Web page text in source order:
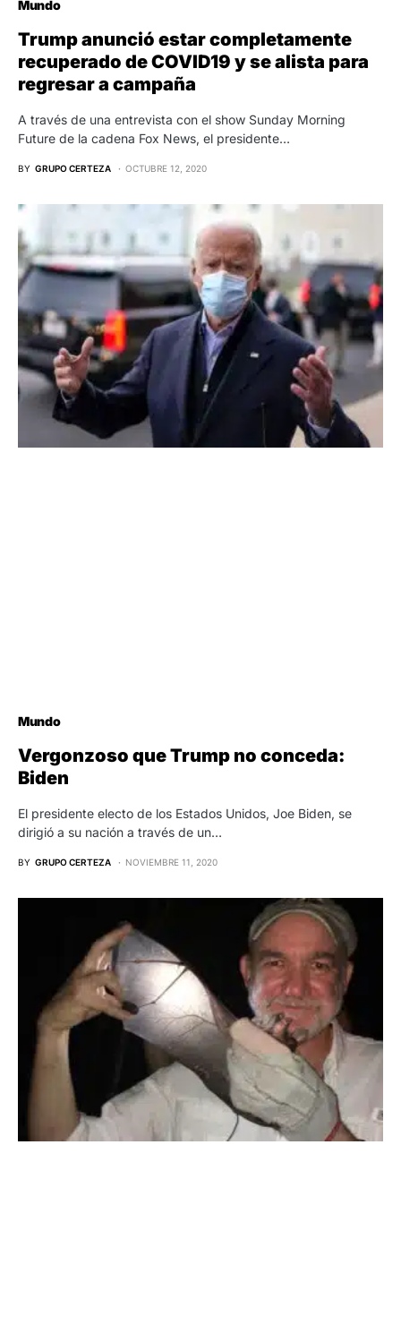
Mundo
Trump anunció estar completamente
recuperado de COVID19 y se alista para
regresar a campaña
A través de una entrevista con el show Sunday Morning
Future de la cadena Fox News, el presidente…
BY GRUPO CERTEZA OCTUBRE 12, 2020
Mundo
Vergonzoso que Trump no conceda:
Biden
El presidente electo de los Estados Unidos, Joe Biden, se
dirigió a su nación a través de un…
BY GRUPO CERTEZA NOVIEMBRE 11, 2020